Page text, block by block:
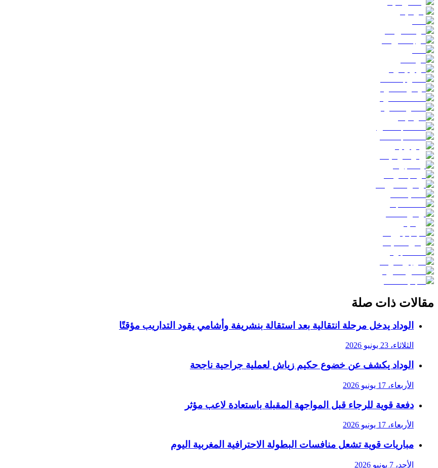
مقالات ذات صلة
الوداد يدخل مرحلة انتقالية بعد استقالة بنشريفة وأشامي يقود التداريب مؤقتًا
الثلاثاء، 23 يونيو 2026
الوداد يكشف عن خضوع حكيم زياش لعملية جراحية ناجحة
الأربعاء، 17 يونيو 2026
دفعة قوية للرجاء قبل المواجهة المقبلة باستعادة لاعب مؤثر
الأربعاء، 17 يونيو 2026
مباريات قوية تشعل منافسات البطولة الاحترافية المغربية اليوم
الأحد، 7 يونيو 2026